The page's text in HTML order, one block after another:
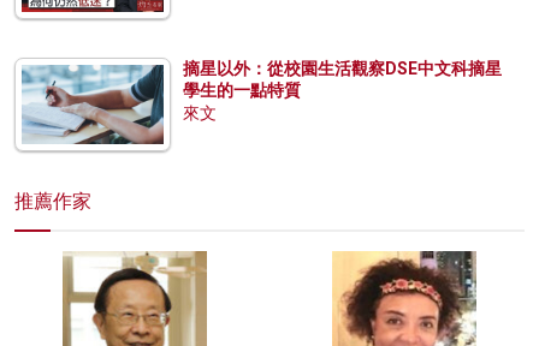
摘星以外：從校園生活觀察DSE中文科摘星
學生的一點特質
來文
推薦作家